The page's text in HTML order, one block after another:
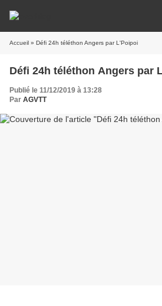
Accueil » Défi 24h téléthon Angers par L'Poipoi
Défi 24h téléthon Angers par
Publié le 11/12/2019 à 13:28
Par AGVTT